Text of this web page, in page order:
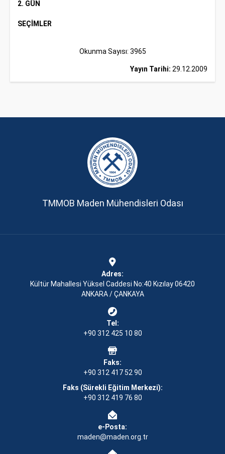
2. GÜN
SEÇİMLER
Okunma Sayısı: 3965
Yayın Tarihi: 29.12.2009
TMMOB Maden Mühendisleri Odası
Adres:
Kültür Mahallesi Yüksel Caddesi No:40 Kızılay 06420
ANKARA / ÇANKAYA
Tel:
+90 312 425 10 80
Faks:
+90 312 417 52 90
Faks (Sürekli Eğitim Merkezi):
+90 312 419 76 80
e-Posta:
maden@maden.org.tr